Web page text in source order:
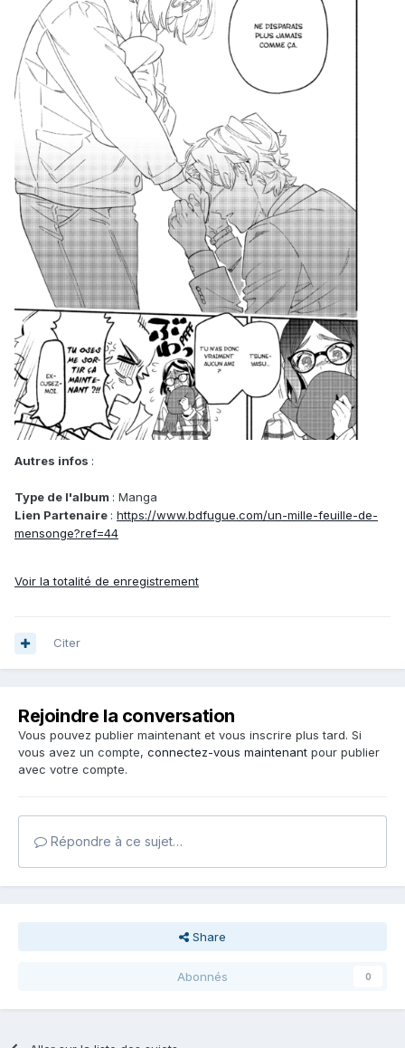
Autres infos :
Type de l'album : Manga
Lien Partenaire : https://www.bdfugue.com/un-mille-feuille-de-
mensonge?ref=44
Voir la totalité de enregistrement
Citer
Rejoindre la conversation
Vous pouvez publier maintenant et vous inscrire plus tard. Si
vous avez un compte, connectez-vous maintenant pour publier
avec votre compte.
Répondre à ce sujet…
Share
Abonnés 0